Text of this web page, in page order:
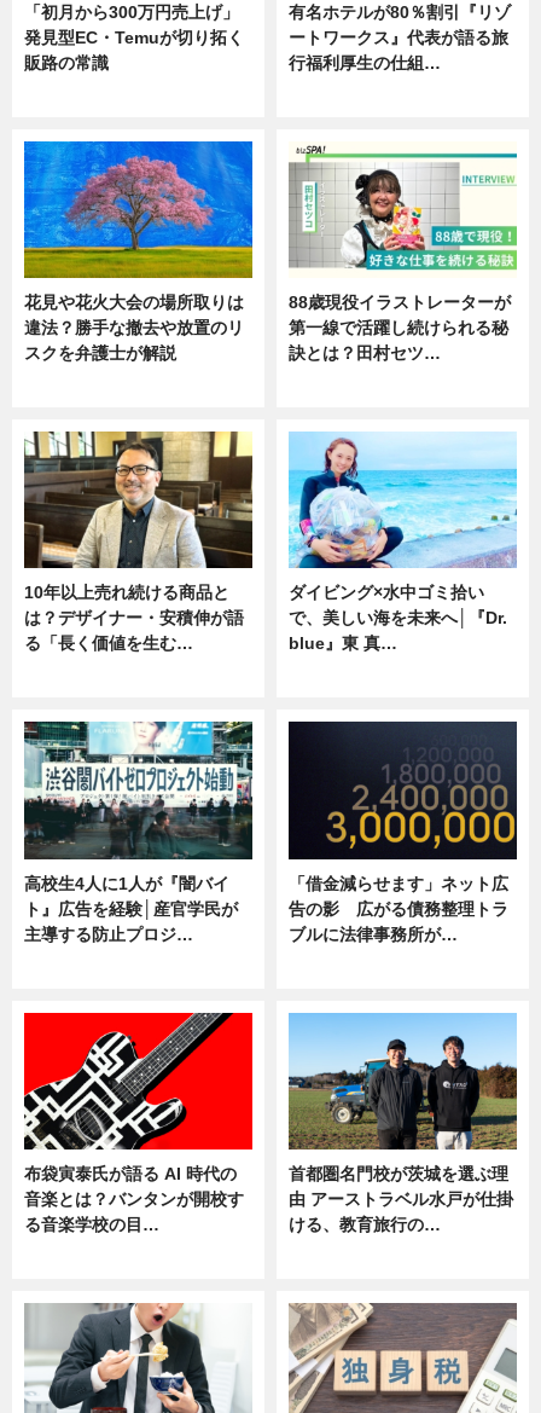
「初月から300万円売上げ」
発見型EC・Temuが切り拓く
販路の常識
有名ホテルが80％割引『リゾ
ートワークス』代表が語る旅
行福利厚生の仕組…
花見や花火大会の場所取りは
違法？勝手な撤去や放置のリ
スクを弁護士が解説
88歳現役イラストレーターが
第一線で活躍し続けられる秘
訣とは？田村セツ…
10年以上売れ続ける商品と
は？デザイナー・安積伸が語
る「長く価値を生む…
ダイビング×水中ゴミ拾い
で、美しい海を未来へ│『Dr.
blue』東 真…
高校生4人に1人が『闇バイ
ト』広告を経験│産官学民が
主導する防止プロジ…
「借金減らせます」ネット広
告の影 広がる債務整理トラ
ブルに法律事務所が…
布袋寅泰氏が語る AI 時代の
音楽とは？バンタンが開校す
る音楽学校の目…
首都圏名門校が茨城を選ぶ理
由 アーストラベル水戸が仕掛
ける、教育旅行の…